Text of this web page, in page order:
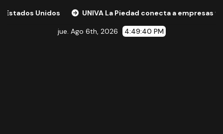
UNIVA La Piedad conecta a empresas y expertos
jue. Ago 6th, 2026 4:49:41 PM